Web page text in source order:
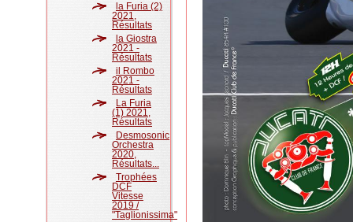
la Furia (2)
2021,
Résultats
la Giostra
2021 -
Résultats
il Rombo
2021 -
Résultats
La Furia
(1) 2021,
Résultats
Desmosonic
Orchestra
2020,
Résultats...
Trophées
DCF
Vitesse
2019 /
"Taglionissima"